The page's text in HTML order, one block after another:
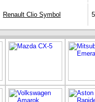
Renault Clio Symbol